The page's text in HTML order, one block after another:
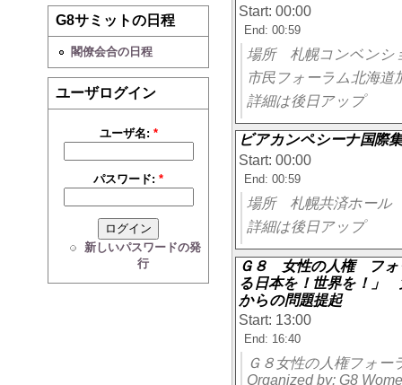
G8サミットの日程
閣僚会合の日程
ユーザログイン
ユーザ名: *
パスワード:*
新しいパスワードの発
行
Start: 00:00
End: 00:59
場所 札幌コンベンシ
市民フォーラム北海道
詳細は後日アップ
ビアカンペシーナ国際
Start: 00:00
End: 00:59
場所 札幌共済ホール
詳細は後日アップ
Ｇ８ 女性の人権 フォ
る日本を！世界を！」
からの問題提起
Start: 13:00
End: 16:40
Ｇ８女性の人権フォー
Organized by: G8